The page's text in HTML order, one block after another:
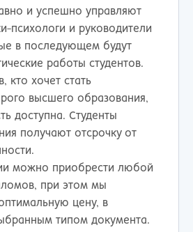
и успешно управляют
психологи и руководители
в последующем будут
работы студентов.
кто хочет стать
высшего образования,
доступна. Студенты
получают отсрочку от
можно приобрести любой
при этом мы
цену, в
типом документа.